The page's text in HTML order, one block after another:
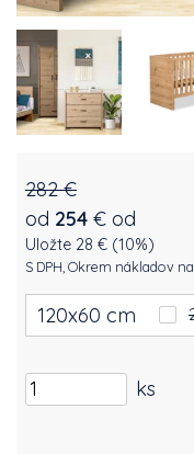
282 €
od 254 € od
Uložte 28 € (10%)
S DPH, Okrem nákladov
120x60 cm
ks